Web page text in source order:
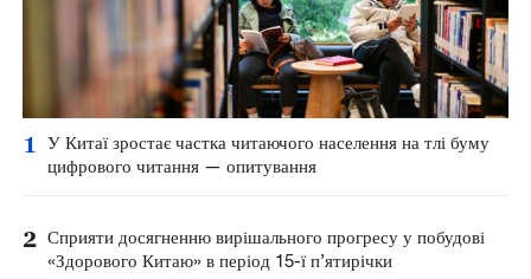
1
У Китаї зростає частка читаючого населення на тлі буму
цифрового читання — опитування
2 Сприяти досягненню вирішального прогресу у побудові
«Здорового Китаю» в період 15-ї п’ятирічки